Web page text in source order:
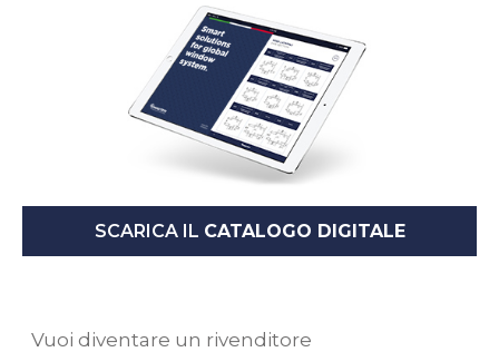
SCARICA IL CATALOGO DIGITALE
Vuoi diventare un rivenditore